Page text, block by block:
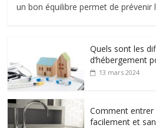
un bon équilibre permet de prévenir
Quels sont les
d’hébergement
13 mars 2024
Comment
facilement et